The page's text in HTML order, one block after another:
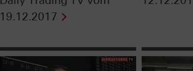
19.12.2017